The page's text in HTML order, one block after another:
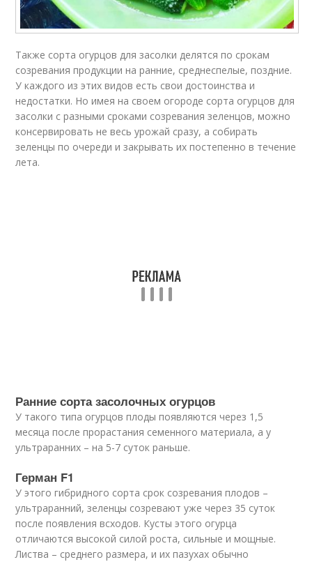
Также сорта огурцов для засолки делятся по срокам
созревания продукции на ранние, среднеспелые, поздние.
У каждого из этих видов есть свои достоинства и
недостатки. Но имея на своем огороде сорта огурцов для
засолки с разными сроками созревания зеленцов, можно
консервировать не весь урожай сразу, а собирать
зеленцы по очереди и закрывать их постепенно в течение
лета.
Ранние сорта засолочных огурцов
У такого типа огурцов плоды появляются через 1,5
месяца после прорастания семенного материала, а у
ультраранних – на 5-7 суток раньше.
Герман F1
У этого гибридного сорта срок созревания плодов –
ультраранний, зеленцы созревают уже через 35 суток
после появления всходов. Кусты этого огурца
отличаются высокой силой роста, сильные и мощные.
Листва – среднего размера, и их пазухах обычно